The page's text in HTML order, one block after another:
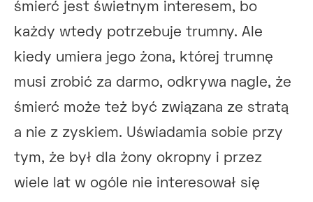
śmierć jest świetnym interesem, bo
każdy wtedy potrzebuje trumny. Ale
kiedy umiera jego żona, której trumnę
musi zrobić za darmo, odkrywa nagle, że
śmierć może też być związana ze stratą
a nie z zyskiem. Uświadamia sobie przy
tym, że był dla żony okropny i przez
wiele lat w ogóle nie interesował się